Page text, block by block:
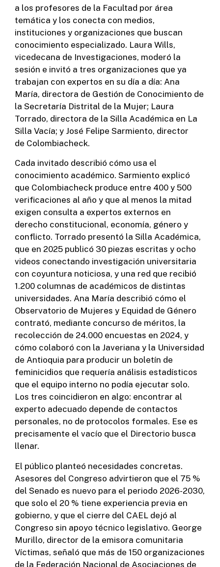
a los profesores de la Facultad por área
temática y los conecta con medios,
instituciones y organizaciones que buscan
conocimiento especializado. Laura Wills,
vicedecana de Investigaciones, moderó la
sesión e invitó a tres organizaciones que ya
trabajan con expertos en su día a día: Ana
María, directora de Gestión de Conocimiento de
la Secretaría Distrital de la Mujer; Laura
Torrado, directora de la Silla Académica en La
Silla Vacía; y José Felipe Sarmiento, director
de Colombiacheck.
Cada invitado describió cómo usa el
conocimiento académico. Sarmiento explicó
que Colombiacheck produce entre 400 y 500
verificaciones al año y que al menos la mitad
exigen consulta a expertos externos en
derecho constitucional, economía, género y
conflicto. Torrado presentó la Silla Académica,
que en 2025 publicó 30 piezas escritas y ocho
videos conectando investigación universitaria
con coyuntura noticiosa, y una red que recibió
1.200 columnas de académicos de distintas
universidades. Ana María describió cómo el
Observatorio de Mujeres y Equidad de Género
contrató, mediante concurso de méritos, la
recolección de 24.000 encuestas en 2024, y
cómo colaboró con la Javeriana y la Universidad
de Antioquia para producir un boletín de
feminicidios que requería análisis estadísticos
que el equipo interno no podía ejecutar solo.
Los tres coincidieron en algo: encontrar al
experto adecuado depende de contactos
personales, no de protocolos formales. Ese es
precisamente el vacío que el Directorio busca
llenar.
El público planteó necesidades concretas.
Asesores del Congreso advirtieron que el 75 %
del Senado es nuevo para el periodo 2026-2030,
que solo el 20 % tiene experiencia previa en
gobierno, y que el cierre del CAEL dejó al
Congreso sin apoyo técnico legislativo. George
Murillo, director de la emisora comunitaria
Víctimas, señaló que más de 150 organizaciones
de la Federación Nacional de Asociaciones de